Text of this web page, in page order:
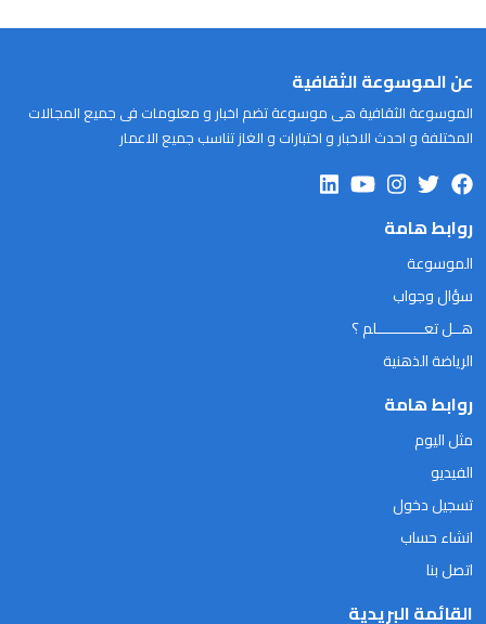
عن الموسوعة الثقافية
الموسوعة الثقافية هى موسوعة تضم اخبار و معلومات فى جميع المجالات
المختلفة و احدث الاخبار و اختبارات و الغاز تناسب جميع الاعمار
روابط هامة
الموسوعة
سؤال وجواب
هــل تعـــــــــــلم ؟
الرياضة الذهنية
روابط هامة
مثل اليوم
الفيديو
تسجيل دخول
انشاء حساب
اتصل بنا
القائمة البريدية